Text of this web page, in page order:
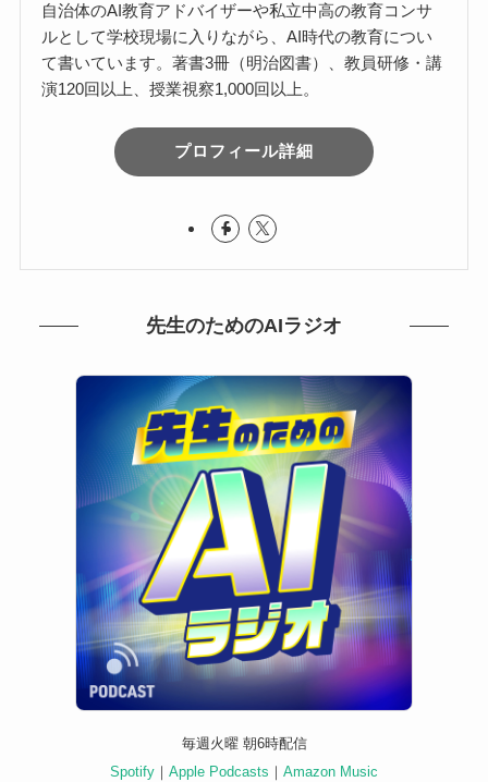
自治体のAI教育アドバイザーや私立中高の教育コンサ
ルとして学校現場に入りながら、AI時代の教育につい
て書いています。著書3冊（明治図書）、教員研修・講
演120回以上、授業視察1,000回以上。
プロフィール詳細
先生のためのAIラジオ
毎週火曜 朝6時配信
Spotify ｜ Apple Podcasts ｜ Amazon Music